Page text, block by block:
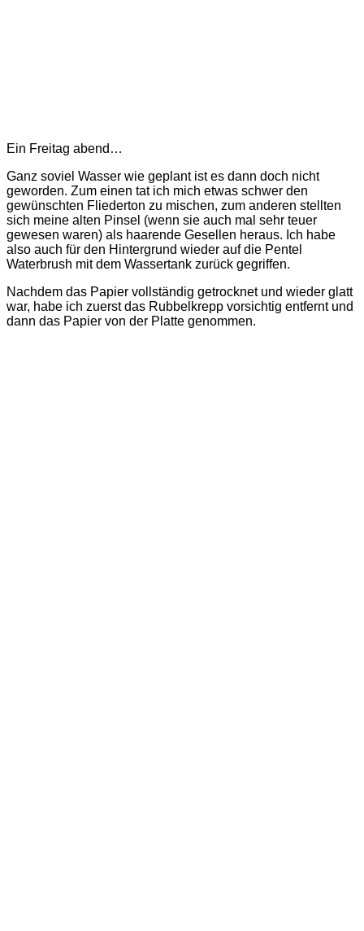
Ein Freitag abend…
Ganz soviel Wasser wie geplant ist es dann doch nicht
geworden. Zum einen tat ich mich etwas schwer den
gewünschten Fliederton zu mischen, zum anderen stellten
sich meine alten Pinsel (wenn sie auch mal sehr teuer
gewesen waren) als haarende Gesellen heraus. Ich habe
also auch für den Hintergrund wieder auf die Pentel
Waterbrush mit dem Wassertank zurück gegriffen.
Nachdem das Papier vollständig getrocknet und wieder glatt
war, habe ich zuerst das Rubbelkrepp vorsichtig entfernt und
dann das Papier von der Platte genommen.